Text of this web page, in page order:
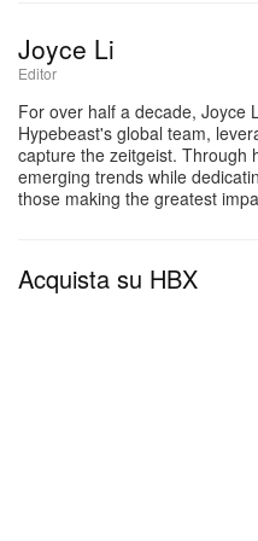
navy dominano collo e
chiare Game Royal e
zona centrale del piede,
Sottostrati in suede
sensazione tattile
sneaker appaia
dettagli a contrasto in
Joyce Li
Editor
For over half a decade, Joyce
Hypebeast's global team,
capture the zeitgeist. Through
emerging trends while
those making the greatest
Acquista su HBX